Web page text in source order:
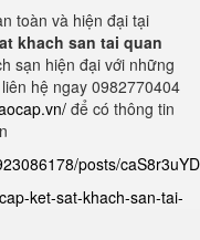
toàn và hiện đại tại
khach san tai quan
sạn hiện đại với những
hệ ngay 0982770404
để có thông tin
posts/
ket-sat-khach-san-tai-